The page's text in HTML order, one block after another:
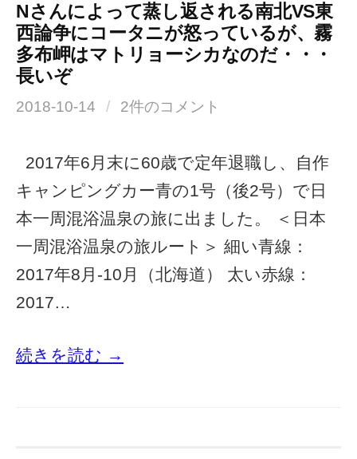
Nさんによって蒸し返される南北VS東
西論争にコータニが怒っているが、霧
多布岬はマトリョーシカなのだ・・・
長いぞ
2018-10-14 / 2件のコメント
2017年6月末に60歳で定年退職し、自作
キャンピングカー青の1号（後2号）で日
本一周混浴温泉の旅に出ました。 ＜日本
一周混浴温泉の旅ルート＞ 細い青線：
2017年8月-10月（北海道） 太い赤線：
2017…
続きを読む →